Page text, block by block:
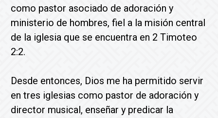
como pastor asociado de adoración y
ministerio de hombres, fiel a la misión central
de la iglesia que se encuentra en 2 Timoteo
2:2.
Desde entonces, Dios me ha permitido servir
en tres iglesias como pastor de adoración y
director musical, enseñar y predicar la